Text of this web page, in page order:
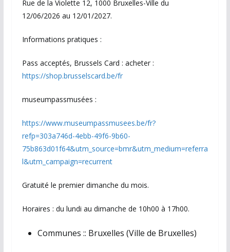
Rue de la Violette 12, 1000 Bruxelles-Ville du
12/06/2026 au 12/01/2027.
Informations pratiques :
Pass acceptés, Brussels Card : acheter :
https://shop.brusselscard.be/fr
museumpassmusées :
https://www.museumpassmusees.be/fr?
refp=303a746d-4ebb-49f6-9b60-
75b863d01f64&utm_source=bmr&utm_medium=referra
l&utm_campaign=recurrent
Gratuité le premier dimanche du mois.
Horaires : du lundi au dimanche de 10h00 à 17h00.
Communes :: Bruxelles (Ville de Bruxelles)